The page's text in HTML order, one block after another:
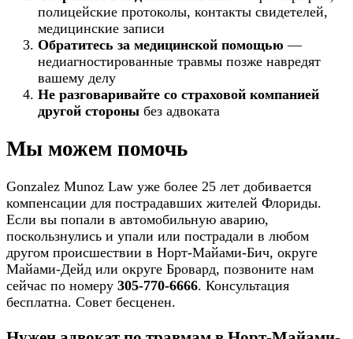
полицейские протоколы, контакты свидетелей,
медицинские записи
Обратитесь за медицинской помощью —
недиагностированные травмы позже навредят
вашему делу
Не разговаривайте со страховой компанией
другой стороны без адвоката
Мы можем помочь
Gonzalez Munoz Law уже более 25 лет добивается
компенсации для пострадавших жителей Флориды.
Если вы попали в автомобильную аварию,
поскользнулись и упали или пострадали в любом
другом происшествии в Норт-Майами-Бич, округе
Майами-Дейд или округе Бровард, позвоните нам
сейчас по номеру 305-770-6666. Консультация
бесплатна. Совет бесценен.